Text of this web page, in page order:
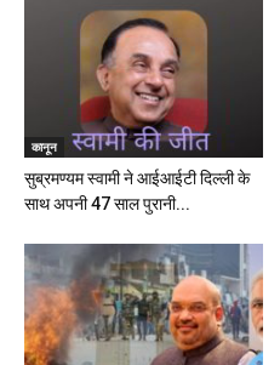
कानून
सुब्रमण्यम स्वामी ने आईआईटी दिल्ली के
साथ अपनी 47 साल पुरानी...